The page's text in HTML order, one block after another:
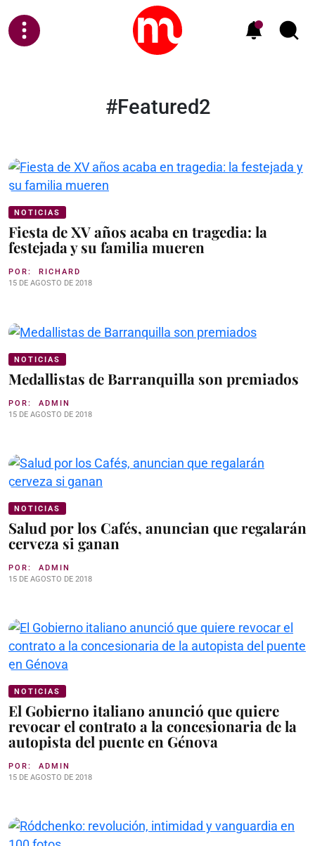
#Featured2
NOTICIAS
Fiesta de XV años acaba en tragedia: la
festejada y su familia mueren
POR: RICHARD
15 DE AGOSTO DE 2018
NOTICIAS
Medallistas de Barranquilla son premiados
POR: ADMIN
15 DE AGOSTO DE 2018
NOTICIAS
Salud por los Cafés, anuncian que regalarán
cerveza si ganan
POR: ADMIN
15 DE AGOSTO DE 2018
NOTICIAS
El Gobierno italiano anunció que quiere
revocar el contrato a la concesionaria de la
autopista del puente en Génova
POR: ADMIN
15 DE AGOSTO DE 2018